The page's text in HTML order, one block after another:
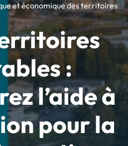
et économique des territoires
:
l’aide à
pour la